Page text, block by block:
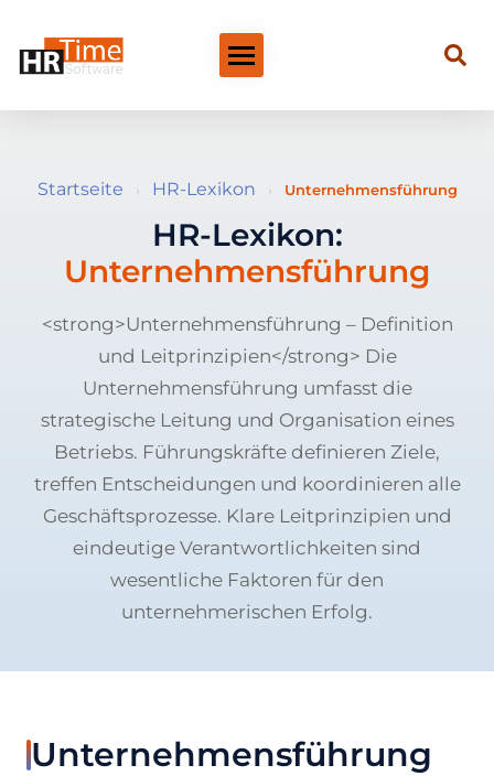
Startseite › HR-Lexikon › Unternehmensführung
HR-Lexikon:
Unternehmensführung
<strong>Unternehmensführung – Definition
und Leitprinzipien</strong> Die
Unternehmensführung umfasst die
strategische Leitung und Organisation eines
Betriebs. Führungskräfte definieren Ziele,
treffen Entscheidungen und koordinieren alle
Geschäftsprozesse. Klare Leitprinzipien und
eindeutige Verantwortlichkeiten sind
wesentliche Faktoren für den
unternehmerischen Erfolg.
Unternehmensführung